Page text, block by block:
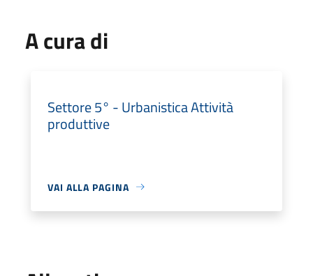
A cura di
Settore 5° - Urbanistica Attività
produttive
VAI ALLA PAGINA